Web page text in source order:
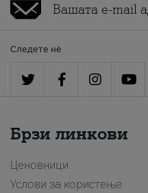
Следете нè
Брзи линкови
Ценовници
Услови за користење